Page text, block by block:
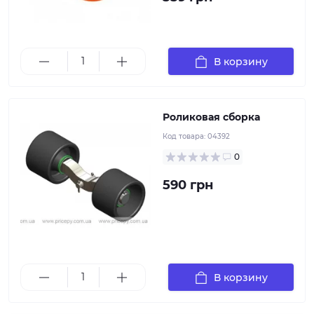
В корзину
Роликовая сборка. Используется для роликовых
ложементов и для роликового домкрата.
Роликовая сборка
Код товара: 04392
0
590 грн
В корзину
Носовой упор ПУ 74х70 мм, диаметр втулки 14.5 мм
из белого полиуретана устанавливается на
прицепах, которые перевозят тяжелые моторные
лодки и длинномерные яхты и предназначен для
надежной фиксации моторного средства и
предотвращения его произвольного перемещения.